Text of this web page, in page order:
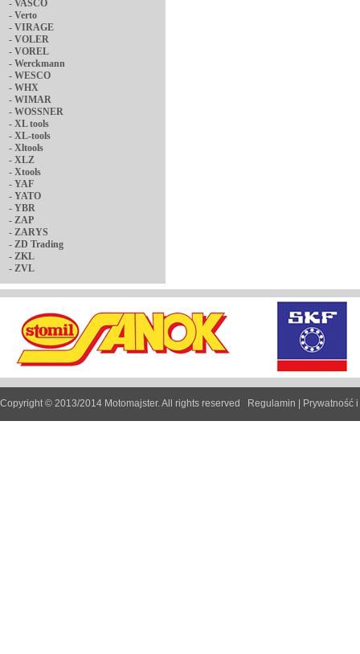
- VASCO
- Verto
- VIRAGE
- VOLER
- VOREL
- Werckmann
- WESCO
- WHX
- WIMAR
- WOSSNER
- XL tools
- XL-tools
- Xltools
- XLZ
- Xtools
- YAF
- YATO
- YBR
- ZAP
- ZARYS
- ZD Trading
- ZKL
- ZVL
Copyright © 2013/2014 Motomajster. All rights reserved Regulamin Prywatność